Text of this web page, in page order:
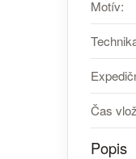
Motív:
Čas
Popis